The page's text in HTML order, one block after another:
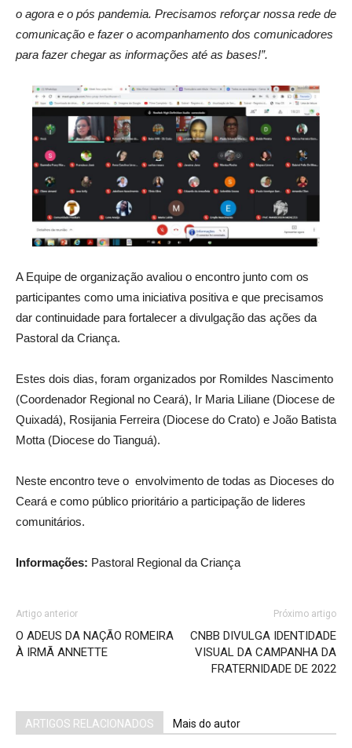
o agora e o pós pandemia. Precisamos reforçar nossa rede de
comunicação e fazer o acompanhamento dos comunicadores
para fazer chegar as informações até as bases!”.
A Equipe de organização avaliou o encontro junto com os
participantes como uma iniciativa positiva e que precisamos
dar continuidade para fortalecer a divulgação das ações da
Pastoral da Criança.
Estes dois dias, foram organizados por Romildes Nascimento
(Coordenador Regional no Ceará), Ir Maria Liliane (Diocese de
Quixadá), Rosijania Ferreira (Diocese do Crato) e João Batista
Motta (Diocese do Tianguá).
Neste encontro teve o envolvimento de todas as Dioceses do
Ceará e como público prioritário a participação de lideres
comunitários.
Informações: Pastoral Regional da Criança
Artigo anterior
O ADEUS DA NAÇÃO ROMEIRA
À IRMÃ ANNETTE
Próximo artigo
CNBB DIVULGA IDENTIDADE
VISUAL DA CAMPANHA DA
FRATERNIDADE DE 2022
ARTIGOS RELACIONADOS Mais do autor